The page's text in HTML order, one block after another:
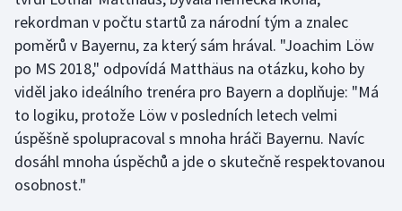
Stolní tenis
Triatlon
Veslování
Vodní slalom
Volejbal
rekordman v počtu startů za národní tým a znalec
poměrů v Bayernu, za který sám hrával. "Joachim Löw
po MS 2018," odpovídá Matthäus na otázku, koho by
viděl jako ideálního trenéra pro Bayern a doplňuje: "Má
to logiku, protože Löw v posledních letech velmi
úspěšně spolupracoval s mnoha hráči Bayernu. Navíc
dosáhl mnoha úspěchů a jde o skutečně respektovanou
osobnost."